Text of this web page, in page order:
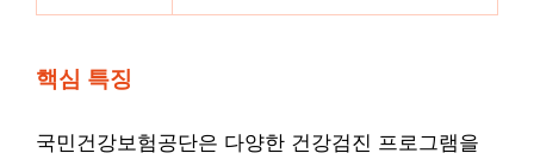
핵심 특징
국민건강보험공단은 다양한 건강검진 프로그램을